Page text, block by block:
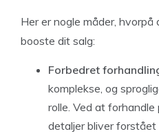
Her er nogle måder, hvorpå
booste dit salg:
Forbedret
komplekse, og
rolle. Ved at forhandle
detaljer bliver forstået